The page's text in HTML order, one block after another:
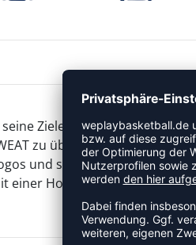
Ziele mit diesem
zu übertreffen. Dieses
und strukturiertes,
einer Hose oder Leggings